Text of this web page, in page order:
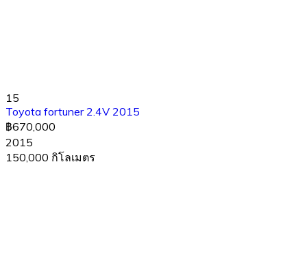
15
Toyota fortuner 2.4V 2015
฿670,000
2015
150,000 กิโลเมตร